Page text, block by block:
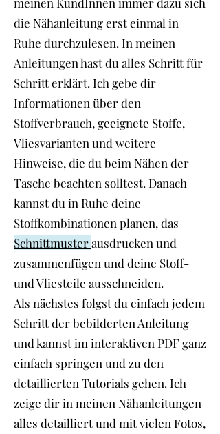
die Nähanleitung erst einmal in
Ruhe durchzulesen. In meinen
Anleitungen hast du alles Schritt für
Schritt erklärt. Ich gebe dir
Informationen über den
Stoffverbrauch, geeignete Stoffe,
Vliesvarianten und weitere
Hinweise, die du beim Nähen der
Tasche beachten solltest. Danach
kannst du in Ruhe deine
Stoffkombinationen planen, das
Schnittmusterausdrucken und
zusammenfügen und deine Stoff-
und Vliesteile ausschneiden.
Als nächstes folgst du einfach jedem
Schritt der bebilderten Anleitung
und kannst im interaktiven PDF ganz
einfach springen und zu den
detaillierten Tutorials gehen. Ich
zeige dir in meinen Nähanleitungen
alles detailliert und mit vielen Fotos,